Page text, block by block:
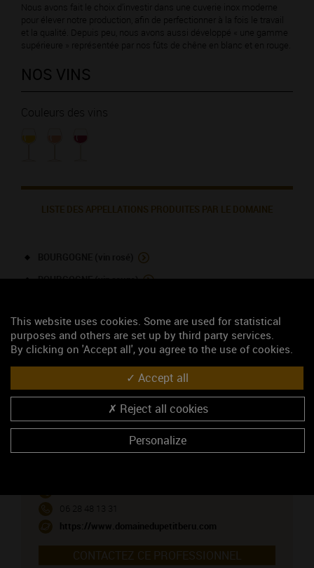
Nous avons fait le choix d’investir dans une cuverie inox moderne
pour élever notre production, afin de perfectionner à la fois le travail
et la qualité. Depuis peu, nous avons aussi développé « une gamme
supérieure » représentée par nos fûts de chêne en blanc et en rouge.
NOS VINS
Couleurs des vins
LISTE DES APPELLATIONS PRODUITES PAR LE DOMAINE
BOURGOGNE (vin rouge)
BOURGOGNE TONNERRE (vin blanc)
NOUS CONTACTER
Domaine du Petit Béru
Viticulteur
10, Les Montants de Béru - Le Petit Béru
89700 TONNERRE
06 28 48 13 31
https://www.domainedupetitberu.com
CONTACTEZ CE PROFESSIONNEL
This website uses cookies. Some are used for statistical
purposes and others are set up by third party services.
By clicking on 'Accept all', you agree to the use of cookies.
Accept all
Reject all cookies
Personalize